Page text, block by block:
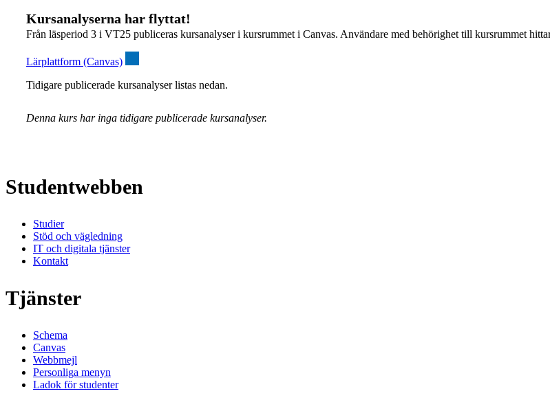
Kursanalyserna har flyttat!
Från läsperiod 3 i VT25 publiceras kursanalyser i kursrummet i Canvas. Användare med behörighet till kursrummet
Lärplattform (Canvas)
Tidigare publicerade kursanalyser listas nedan.
Denna kurs har inga tidigare publicerade kursanalyser.
Studentwebben
Studier
Stöd och vägledning
IT och digitala tjänster
Kontakt
Tjänster
Schema
Canvas
Webbmejl
Personliga menyn
Ladok för studenter